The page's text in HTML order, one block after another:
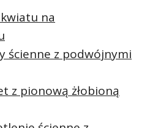
na
ścienne z podwójnymi
z pionową żłobioną